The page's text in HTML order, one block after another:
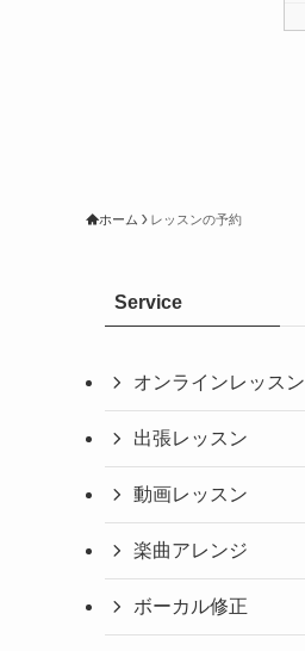
ホーム レッスンの予約
Service
オンラインレッスン
出張レッスン
動画レッスン
楽曲アレンジ
ボーカル修正